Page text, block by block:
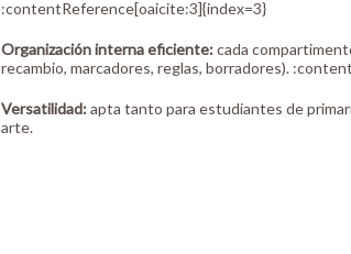
:contentReference[oaicite:3]{index=3}
Organización interna eficiente:cada
recambio, marcadores, reglas, borradores).
Versatilidad:apta tanto para estudiantes de
arte.